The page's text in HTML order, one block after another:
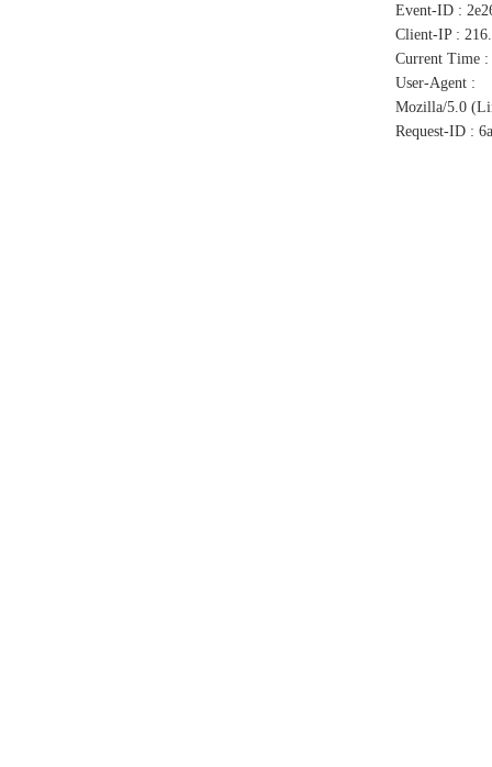
Event-ID :
Client-IP :
Current Time :
User-Agent :
Mozilla/5.0
Request-ID :